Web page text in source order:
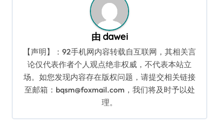
由 dawei
【声明】：92手机网内容转载自互联网，其相关言
论仅代表作者个人观点绝非权威，不代表本站立
场。如您发现内容存在版权问题，请提交相关链接
至邮箱：bqsm@foxmail.com，我们将及时予以处
理。